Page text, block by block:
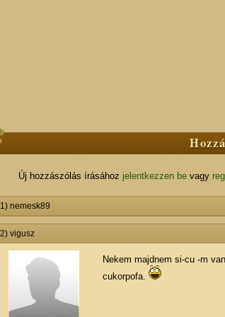
Új hozzászólás írásához jelentkezzen be vagy
nemesk89
vigusz
Nekem majdnem si-cu -m
cukorpofa.